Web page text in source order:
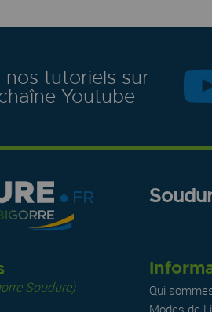
nos tutoriels sur
Youtube
Soudure)
Qui
Modes de